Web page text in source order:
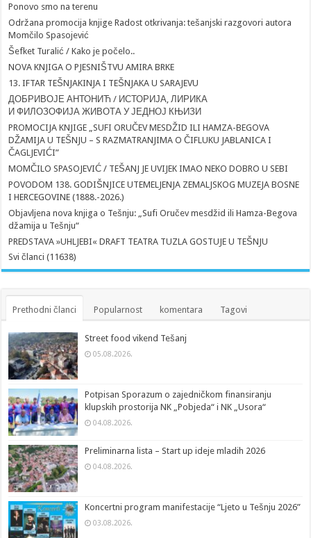
Ponovo smo na terenu
Održana promocija knjige Radost otkrivanja: tešanjski razgovori autora
Momčilo Spasojević
Šefket Turalić / Kako je počelo..
NOVA KNJIGA O PJESNIŠTVU AMIRA BRKE
13. IFTAR TEŠNJAKINJA I TEŠNJAKA U SARAJEVU
ДОБРИВОЈЕ АНТОНИЋ / ИСТОРИЈА, ЛИРИКА
И ФИЛОЗОФИЈА ЖИВОТА У ЈЕДНОЈ КЊИЗИ
PROMOCIJA KNJIGE „SUFI ORUČEV MESDŽID ILI HAMZA-BEGOVA
DŽAMIJA U TEŠNJU – S RAZMATRANJIMA O ČIFLUKU JABLANICA I
ČAGLJEVIĆI”
MOMČILO SPASOJEVIĆ / TEŠANJ JE UVIJEK IMAO NEKO DOBRO U SEBI
POVODOM 138. GODIŠNJICE UTEMELJENJA ZEMALJSKOG MUZEJA BOSNE
I HERCEGOVINE (1888.-2026.)
Objavljena nova knjiga o Tešnju: „Sufi Oručev mesdžid ili Hamza-Begova
džamija u Tešnju“
PREDSTAVA »UHLJEBI« DRAFT TEATRA TUZLA GOSTUJE U TEŠNJU
Svi članci (11638)
Prethodni članci Popularnost komentara Tagovi
Street food vikend Tešanj
05.08.2026.
Potpisan Sporazum o zajedničkom finansiranju
klupskih prostorija NK „Pobjeda“ i NK „Usora“
04.08.2026.
Preliminarna lista – Start up ideje mladih 2026
04.08.2026.
Koncertni program manifestacije “Ljeto u Tešnju 2026”
03.08.2026.